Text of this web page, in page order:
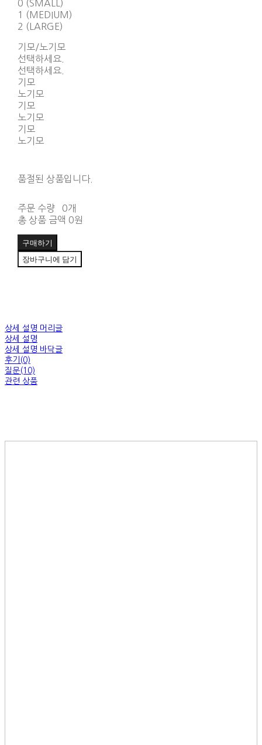
0 (SMALL)
1 (MEDIUM)
2 (LARGE)
기모/노기모
선택하세요.
선택하세요.
기모
노기모
기모
노기모
기모
노기모
품절된 상품입니다.
주문 수량
0개
총 상품 금액 0원
구매하기
장바구니에 담기
상세 설명 머리글
상세 설명
상세 설명 바닥글
후기(0)
질문(10)
관련 상품